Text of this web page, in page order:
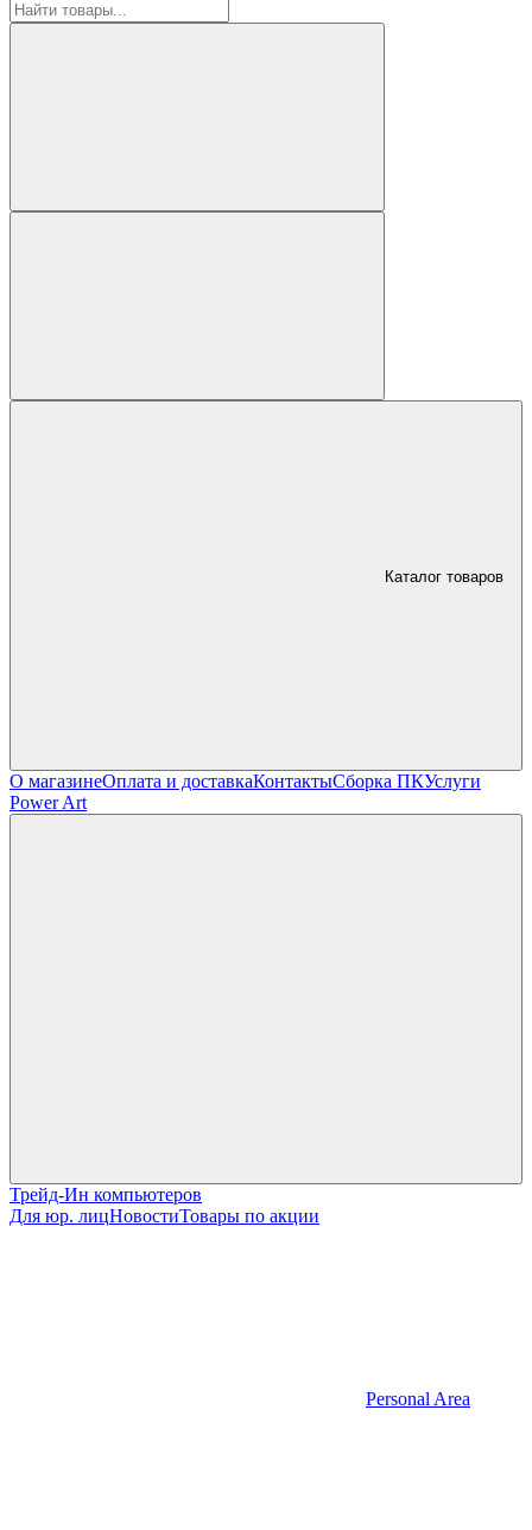
Каталог товаров
О магазинеОплата и доставкаКонтактыСборка ПКУслуги
Power Art
Трейд-Ин компьютеров
Для юр. лицНовостиТовары по акции
Personal Area